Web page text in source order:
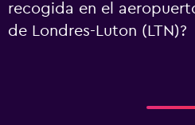
recogida en el
de Londres-Luton (LTN)?